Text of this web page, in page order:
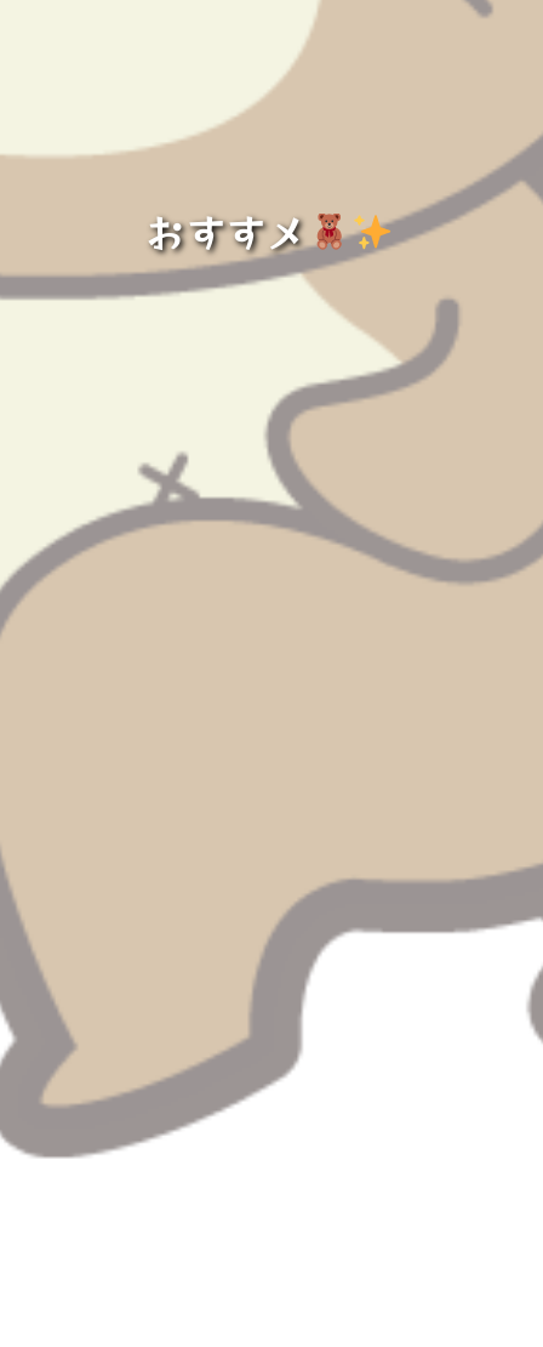
おすすメ ️